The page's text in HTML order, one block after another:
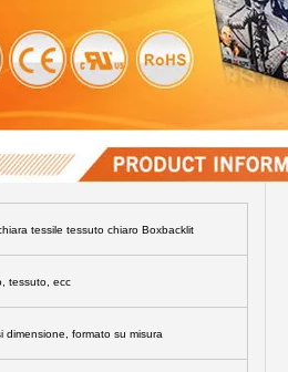
tessile tessuto chiaro Boxbacklit
tessuto, ecc
dimensione, formato su misura